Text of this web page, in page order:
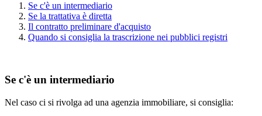
Se c'è un intermediario
Se la trattativa è diretta
Il contratto preliminare d'acquisto
Quando si consiglia la trascrizione nei pubblici registri
Se c'è un intermediario
Nel caso ci si rivolga ad una agenzia immobiliare, si consiglia: